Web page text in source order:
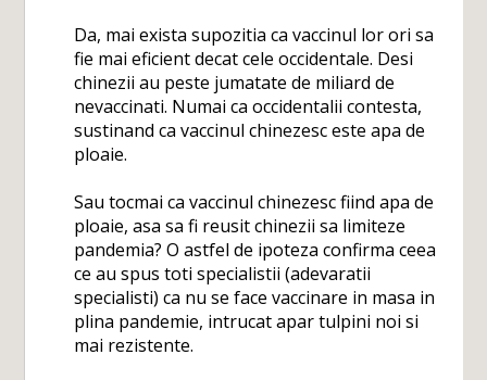
Da, mai exista supozitia ca vaccinul lor ori sa
fie mai eficient decat cele occidentale. Desi
chinezii au peste jumatate de miliard de
nevaccinati. Numai ca occidentalii contesta,
sustinand ca vaccinul chinezesc este apa de
ploaie.
Sau tocmai ca vaccinul chinezesc fiind apa de
ploaie, asa sa fi reusit chinezii sa limiteze
pandemia? O astfel de ipoteza confirma ceea
ce au spus toti specialistii (adevaratii
specialisti) ca nu se face vaccinare in masa in
plina pandemie, intrucat apar tulpini noi si
mai rezistente.